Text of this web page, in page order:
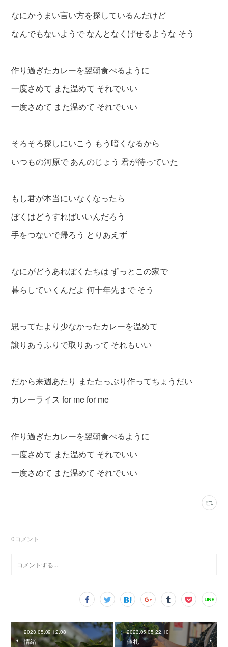
なにかうまい言い方を探しているんだけど
なんでもないようで なんとなくげせるような そう
作り過ぎたカレーを翌朝食べるように
一度さめて また温めて それでいい
一度さめて また温めて それでいい
そろそろ探しにいこう もう暗くなるから
いつもの河原で あんのじょう 君が待っていた
もし君が本当にいなくなったら
ぼくはどうすればいいんだろう
手をつないで帰ろう とりあえず
なにがどうあれぼくたちは ずっとこの家で
暮らしていくんだよ 何十年先まで そう
思ってたより少なかったカレーを温めて
譲りあうふりで取りあって それもいい
だから来週あたり またたっぷり作ってちょうだい
カレーライス for me for me
作り過ぎたカレーを翌朝食べるように
一度さめて また温めて それでいい
一度さめて また温めて それでいい
0コメント
2023.05.09 12:08
情緒
2023.05.05 22:10
値札